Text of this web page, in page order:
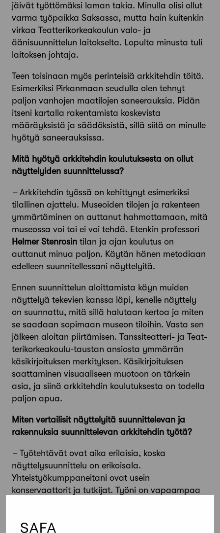
jäivät työttömäksi laman takia. Minulla olisi ollut
varma työpaikka Saksassa, mutta hain kuitenkin
virkaa Teatterikorkeakoulun valo- ja
äänisuunnittelun laitokselta. Lopulta minusta tuli
laitoksen johtaja.
Teen toisinaan myös perinteisiä arkkitehdin töitä.
Esimerkiksi Pirkanmaan seudulla olen tehnyt
paljon vanhojen maa­tilojen saneerauksia. Pidän
itseni kartalla rakentamista koskevista
määräyksistä ja säädöksistä, sillä siitä on minulle
hyötyä saneerauksissa.
Mitä hyötyä arkkitehdin koulutuksesta on ollut
näyttelyiden suunnittelussa?
–Arkkitehdin työssä on kehittynyt esimerkiksi
tilallinen ajattelu. Museoiden tilojen ja rakenteen
ymmärtäminen on auttanut hahmottamaan, mitä
museossa voi tai ei voi tehdä. Etenkin professori
Helmer Stenrosin tilan ja ajan koulutus on
auttanut minua paljon. Käytän hänen metodiaan
edelleen suunnitellessani näyttelyitä.
Ennen suunnittelun aloittamista käyn muiden
näyttelyä tekevien kanssa läpi, kenelle näyttely
on suunnattu, mitä sillä halutaan kertoa ja miten
se saadaan sopimaan museon tiloihin. Vasta sen
jälkeen aloitan piirtämisen. Tanssiteatteri- ja Teat­
terikorkeakoulu-taustan ansiosta ymmärrän
käsikirjoituksen merkityksen. Käsikirjoituksen
saattaminen visuaaliseen muotoon on tärkein
asia, ja siinä arkkitehdin koulutuksesta on todella
paljon apua.
Miten vertailisit näyttelyitä suunnittelevan ja
rakennuksia suunnittelevan arkkitehdin työtä?
–Työtehtävät ovat aika erilaisia, koska
näyttelysuunnittelu on erikoisala.
Yhteistyökumppaneitani ovat usein
konservaattorit ja tutkijat. Työni on vapaampaa
säädökset ja määräykset.